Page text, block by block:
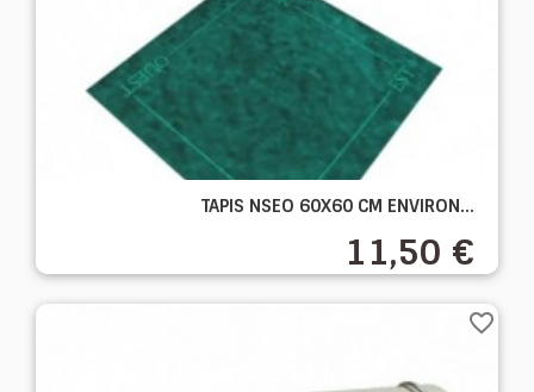
TAPIS NSEO 60X60 CM ENVIRON...
11,50 €
favorite_border